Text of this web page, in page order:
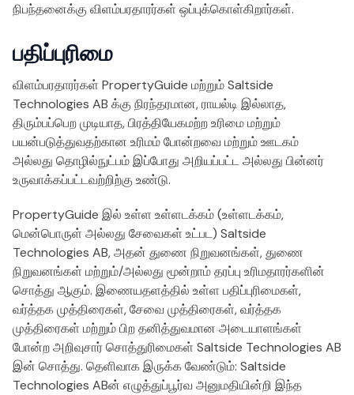
நிபந்தனைக்கு விளம்பரதாரர்கள் ஒப்புக்கொள்கிறார்கள்.
பதிப்புரிமை
விளம்பரதாரர்கள் PropertyGuide மற்றும் Saltside
Technologies AB க்கு நிரந்தரமான, ராயல்டி இல்லாத,
திரும்பப்பெற முடியாத, பிரத்தியேகமற்ற உரிமை மற்றும்
பயன்படுத்துவதற்கான உரிமம் போன்றவை மற்றும் ஊடகம்
அல்லது தொழில்நுட்பம் இப்போது அறியப்பட்ட அல்லது பின்னர்
உருவாக்கப்பட்டவற்றிற்கு உண்டு.
PropertyGuide இல் உள்ள உள்ளடக்கம் (உள்ளடக்கம்,
மென்பொருள் அல்லது சேவைகள் உட்பட) Saltside
Technologies AB, அதன் துணை நிறுவனங்கள், துணை
நிறுவனங்கள் மற்றும்/அல்லது மூன்றாம் தரப்பு உரிமதாரர்களின்
சொத்து ஆகும். இணையதளத்தில் உள்ள பதிப்புரிமைகள்,
வர்த்தக முத்திரைகள், சேவை முத்திரைகள், வர்த்தக
முத்திரைகள் மற்றும் பிற தனித்துவமான அடையாளங்கள்
போன்ற அறிவுசார் சொத்துரிமைகள் Saltside Technologies AB
இன் சொத்து. தெளிவாக இருக்க வேண்டும்: Saltside
Technologies ABன் எழுத்துப்பூர்வ அனுமதியின்றி இந்த